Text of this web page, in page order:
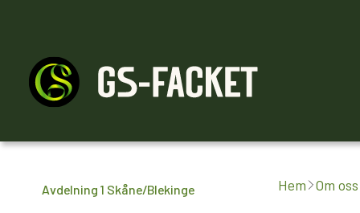
Medlemskap Råd & stöd Engagera dig
Avdelning 1 Skåne/Blekinge Hem Om oss